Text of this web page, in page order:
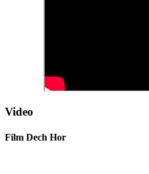
Video
Film Dech Hor